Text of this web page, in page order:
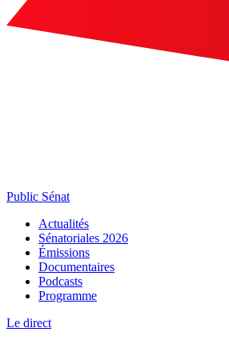
Public Sénat
Actualités
Sénatoriales 2026
Émissions
Documentaires
Podcasts
Programme
Le direct